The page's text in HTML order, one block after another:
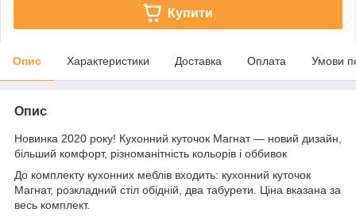
Купити
Опис Характеристики Доставка Оплата Умови
Опис
Новинка 2020 року! Кухонний куточок Магнат — новий дизайн,
більший комфорт, різноманітність кольорів і оббивок
До комплекту кухонних меблів входить: кухонний куточок
Магнат, розкладний стіл обідній, два табурети. Ціна вказана за
весь комплект.